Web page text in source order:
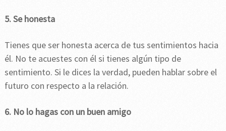
5. Se honesta
Tienes que ser honesta acerca de tus sentimientos hacia
él. No te acuestes con él si tienes algún tipo de
sentimiento. Si le dices la verdad, pueden hablar sobre el
futuro con respecto a la relación.
6. No lo hagas con un buen amigo